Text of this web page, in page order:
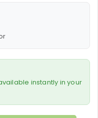
instantly in your